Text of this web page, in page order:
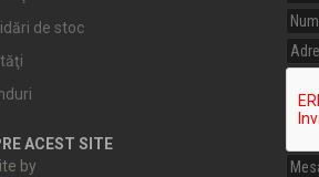
de stoc
ACEST SITE
by